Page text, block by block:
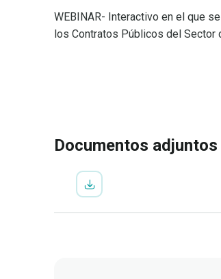
WEBINAR- Interactivo en el que
los Contratos Públicos del Sector
Documentos adjuntos